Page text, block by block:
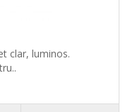
clar, luminos.